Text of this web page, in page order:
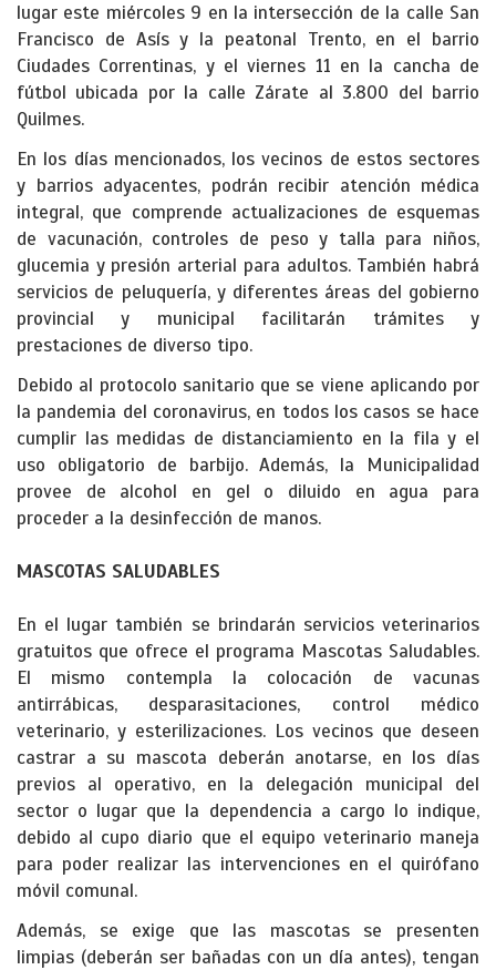
lugar este miércoles 9 en la intersección de la calle San
Francisco de Asís y la peatonal Trento, en el barrio
Ciudades Correntinas, y el viernes 11 en la cancha de
fútbol ubicada por la calle Zárate al 3.800 del barrio
Quilmes.
En los días mencionados, los vecinos de estos sectores
y barrios adyacentes, podrán recibir atención médica
integral, que comprende actualizaciones de esquemas
de vacunación, controles de peso y talla para niños,
glucemia y presión arterial para adultos. También habrá
servicios de peluquería, y diferentes áreas del gobierno
provincial y municipal facilitarán trámites y
prestaciones de diverso tipo.
Debido al protocolo sanitario que se viene aplicando por
la pandemia del coronavirus, en todos los casos se hace
cumplir las medidas de distanciamiento en la fila y el
uso obligatorio de barbijo. Además, la Municipalidad
provee de alcohol en gel o diluido en agua para
proceder a la desinfección de manos.
MASCOTAS SALUDABLES
En el lugar también se brindarán servicios veterinarios
gratuitos que ofrece el programa Mascotas Saludables.
El mismo contempla la colocación de vacunas
antirrábicas, desparasitaciones, control médico
veterinario, y esterilizaciones. Los vecinos que deseen
castrar a su mascota deberán anotarse, en los días
previos al operativo, en la delegación municipal del
sector o lugar que la dependencia a cargo lo indique,
debido al cupo diario que el equipo veterinario maneja
para poder realizar las intervenciones en el quirófano
móvil comunal.
Además, se exige que las mascotas se presenten
limpias (deberán ser bañadas con un día antes), tengan